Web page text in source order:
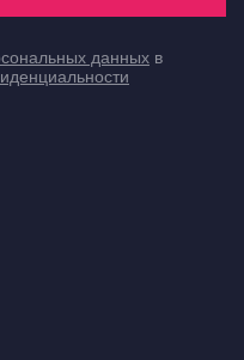
данных в